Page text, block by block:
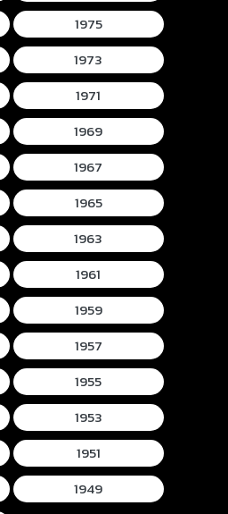
1975
1973
1971
1969
1967
1965
1963
1961
1959
1957
1955
1953
1951
1949